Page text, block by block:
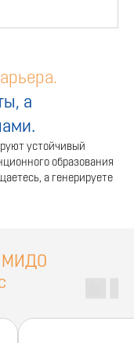
а
устойчивый
образования
а генерируете
МИДО